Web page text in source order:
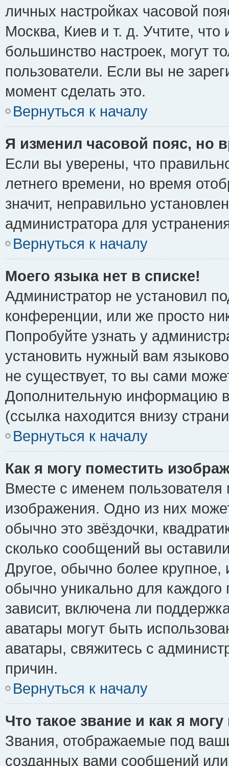
личных настройках часовой
Москва, Киев и т. д. Учтите, что
большинство настроек, могут
пользователи. Если вы не
момент сделать это.
Вернуться к началу
Я изменил часовой пояс, но
Если вы уверены, что
летнего времени, но время
значит, неправильно
администратора для
Вернуться к началу
Моего языка нет в списке!
Администратор не установил
конференции, или же просто
Попробуйте узнать у
установить нужный вам
не существует, то вы сами
Дополнительную информацию
(ссылка находится внизу
Вернуться к началу
Как я могу поместить
Вместе с именем пользователя
изображения. Одно из них
обычно это звёздочки,
сколько сообщений вы
Другое, обычно более крупное,
обычно уникально для каждого
зависит, включена ли
аватары могут быть
аватары, свяжитесь с
причин.
Вернуться к началу
Что такое звание и как я
Звания, отображаемые под
созданных вами сообщений